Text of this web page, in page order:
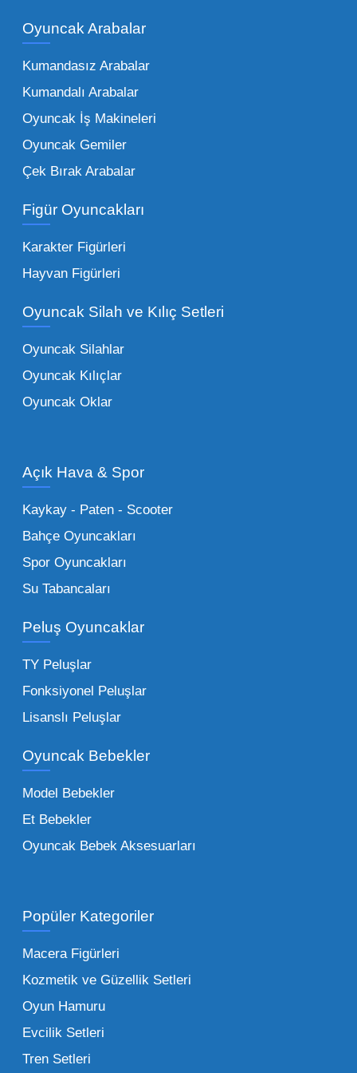
kadar zengindir. Bir mağazanın veya eğitim
çeşitliliği ile doğru orantılıdır. İşte Mega
Oyuncak bünyesinde öne çıkan ve en çok
tercih edilen kategorilerimiz:
Peluş Oyuncaklar:
vazgeçilmezi olan yumuşak dokulu sevilen
seçeneklerimizi keşfederek koleksiyonunuza
en sevilen karakterleri ekleyebilirsiniz.
Eğitici Setler:
tarafından tercih edilentoptan eğitici
ebeveynlerin son yıllarda en çok satın aldığı
ürün grupları arasında yer almaktadır.
Oyuncak Araçlar:
stok imkanımızla sunulmaktadır.
Küçük Oyuncaklar:
sağlayan toptan küçük oyuncaklar, bakkallar,
Bu kategorideki küçük oyuncaklar toptan
alımlarda çok düşük maliyetlerle yüksek
adetli stok yapmanıza olanak tanır. Özellikle
sürpriz paketler ve figürler, çocukların
harçlıklarıyla kolayca alabildiği ürünlerdir.
Çocuk Oyuncakları Toptan Seçenekleri:
Bebeklik döneminden ergenliğe kadar geniş
toptan tedariği yaparken, piyasadaki en son
figürlerden geleneksel oyun setlerine kadar
her şeyi portföyümüzde bulabilirsiniz.
İşletmeler için toptan oyuncak satış ve alımı
şüphesiz ki birim maliyetin düşmesidir.
Oyuncak toptan kanalına geçildiğinde,
perakende satış fiyatı ile alış fiyatı arasındaki
makas açılır ve bu da ciddi kâr marjları elde
edilmesini sağlar. Toplu alımlarda uygulanan
Oyuncak Arabalar
Kumandasız Arabalar
Kumandalı Arabalar
Oyuncak İş Makineleri
Oyuncak Gemiler
Çek Bırak Arabalar
Figür Oyuncakları
Karakter Figürleri
Hayvan Figürleri
Oyuncak Silah ve Kılıç Setleri
Oyuncak Silahlar
Oyuncak Kılıçlar
Oyuncak Oklar
Açık Hava & Spor
Kaykay - Paten - Scooter
Bahçe Oyuncakları
Spor Oyuncakları
Su Tabancaları
Peluş Oyuncaklar
TY Peluşlar
Fonksiyonel Peluşlar
Lisanslı Peluşlar
Oyuncak Bebekler
Model Bebekler
Et Bebekler
Oyuncak Bebek Aksesuarları
Popüler Kategoriler
Macera Figürleri
Kozmetik ve Güzellik Setleri
Oyun Hamuru
Evcilik Setleri
Tren Setleri